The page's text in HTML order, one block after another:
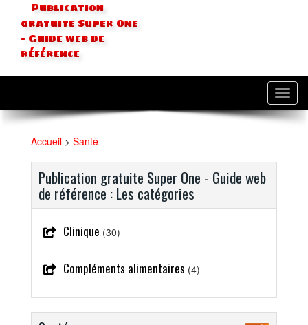
Publication
gratuite Super One
- Guide web de
référence
Accueil > Santé
Publication gratuite Super One - Guide web
de référence : Les catégories
Clinique (30)
Compléments alimentaires (4)